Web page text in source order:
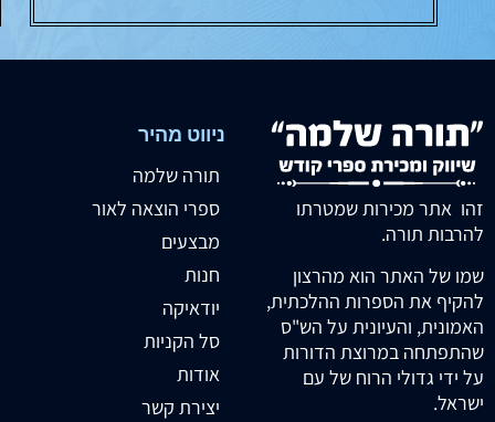
זהו אתר מכירות שמטרתו
להרבות תורה.
שמו של האתר הוא מהרצון
להקיף את הספרות ההלכתית,
האמונית, והעיונית על הש"ס
שהתפתחה במרוצת הדורות
על ידי גדולי הרוח של עם
ישראל.
ניווט מהיר
תורה שלמה
ספרי הוצאה לאור
מבצעים
חנות
יודאיקה
סל הקניות
אודות
יצירת קשר